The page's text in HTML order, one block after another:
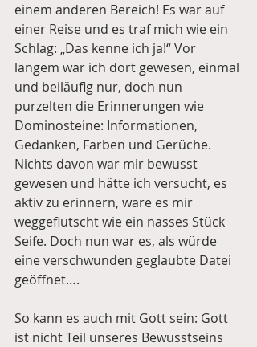
einem anderen Bereich! Es war auf
einer Reise und es traf mich wie ein
Schlag: „Das kenne ich ja!“ Vor
langem war ich dort gewesen, einmal
und beiläufig nur, doch nun
purzelten die Erinnerungen wie
Dominosteine: Informationen,
Gedanken, Farben und Gerüche.
Nichts davon war mir bewusst
gewesen und hätte ich versucht, es
aktiv zu erinnern, wäre es mir
weggeflutscht wie ein nasses Stück
Seife. Doch nun war es, als würde
eine verschwunden geglaubte Datei
geöffnet….
So kann es auch mit Gott sein: Gott
ist nicht Teil unseres Bewusstseins